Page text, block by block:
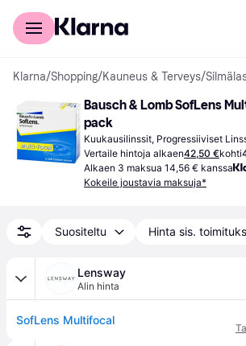
Kuluttajille
Klarna/Shopping/Kauneus & Terveys/
Bausch & Lomb SofLens
pack
Kuukausilinssit, Progressiiviset
Vertaile hintoja alkaen42,50 €kohti
Alkaen 3 maksua 14,56 € kanssa
Kokeile joustavia maksuja*
Suositeltu Hinta sis.
Lensway
Alin hinta
SofLens Multifocal